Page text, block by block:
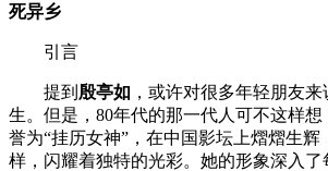
死异乡
引言
提到 殷亭如 ，或许对很多年轻朋友
生。但是，80年代的那一代人可不这样
誉为“挂历女神”，在中国影坛上熠熠生辉
样，闪耀着独特的光彩。她的形象深入